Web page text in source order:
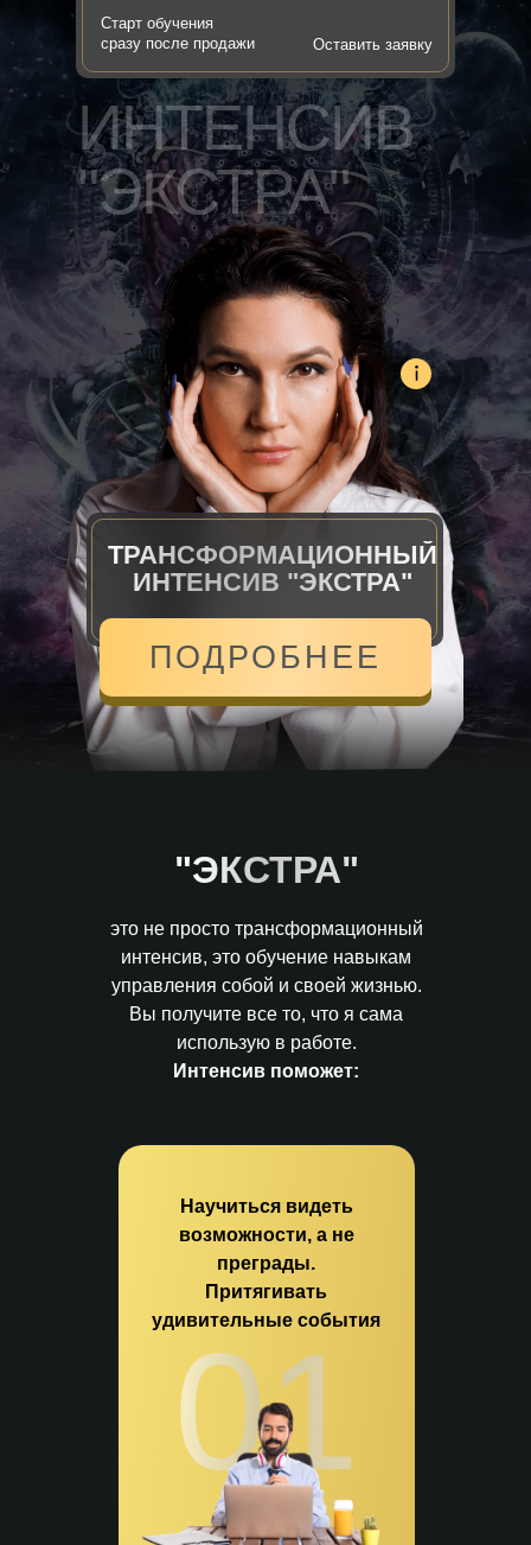
ИНТЕНСИВ
"ЭКСТРА"
ТРАНСФОРМАЦИОННЫЙ
ИНТЕНСИВ "ЭКСТРА"
Оставить заявку
Старт обучения
сразу после продажи
ПОДРОБНЕЕ
01
Научиться видеть
возможности, а не
преграды.
Притягивать
удивительные события
"ЭКСТРА"
это не просто трансформационный
интенсив, это обучение навыкам
управления собой и своей жизнью.
Вы получите все то, что я сама
использую в работе.
Интенсив поможет: